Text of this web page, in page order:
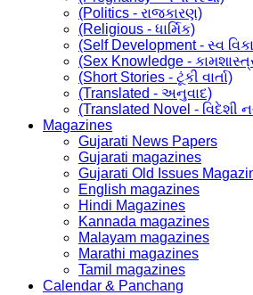
(Politics - રાજકારણ)
(Religious - ધાર્મિક)
(Self Development - સ્વ
(Sex Knowledge -
(Short Stories - ટૂંકી વાર્તા)
(Translated - અનુવાદ)
(Translated Novel - વિદેશી
Magazines
Gujarati News Papers
Gujarati magazines
Gujarati Old Issues
English magazines
Hindi Magazines
Kannada magazines
Malayam magazines
Marathi magazines
Tamil magazines
Calendar & Panchang